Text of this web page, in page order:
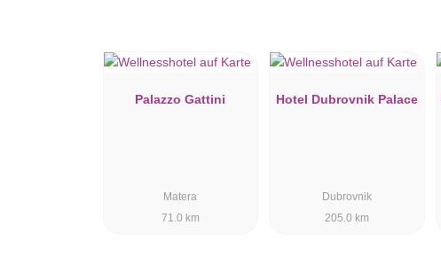
Palazzo Gattini
Matera
71.0 km
Hotel Dubrovnik Palace
Dubrovnik
205.0 km